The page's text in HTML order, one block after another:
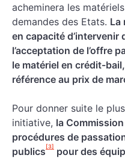
acheminera les
demandes des Etats. La
en capacité d’intervenir
l’acceptation de l’offre
le matériel en crédit-
référence au prix de
Pour donner suite le
initiative, la
procédures de
publics [3]
pour des